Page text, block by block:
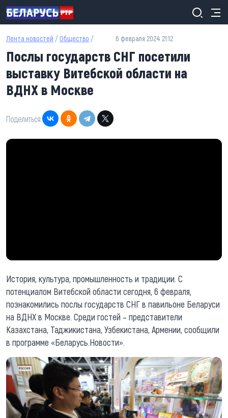
Перейти к основному содержанию
Лента новостей / Общество / 6 февраля 2024 21:12
Послы государств СНГ посетили
выставку Витебской области на
ВДНХ в Москве
Поделиться:
История, культура, промышленность и традиции. С
потенциалом Витебской области сегодня, 6 февраля,
познакомились послы государств СНГ в павильоне Беларуси
на ВДНХ в Москве. Среди гостей – представители
Казахстана, Таджикистана, Узбекистана, Армении, сообщили
в программе «Беларусь.Новости».